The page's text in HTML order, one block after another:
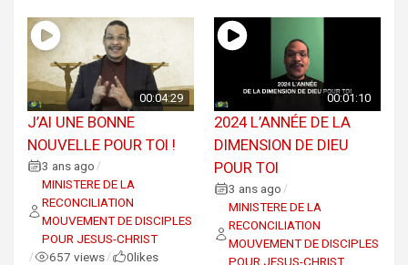
00:04:29
J’AI UNE BONNE
NOUVELLE POUR TOI !
3 ans ago /
MINISTERE DE LA
RECONCILIATION
MOUVEMENT DE DISCIPLES
POUR JESUS-CHRIST
/ 657 views / 0likes
00:01:10
2024 L’ANNÉE DE LA
DIMENSION DE DIEU
POUR TOI
3 ans ago /
MINISTERE DE LA
RECONCILIATION
MOUVEMENT DE DISCIPLES
POUR JESUS-CHRIST